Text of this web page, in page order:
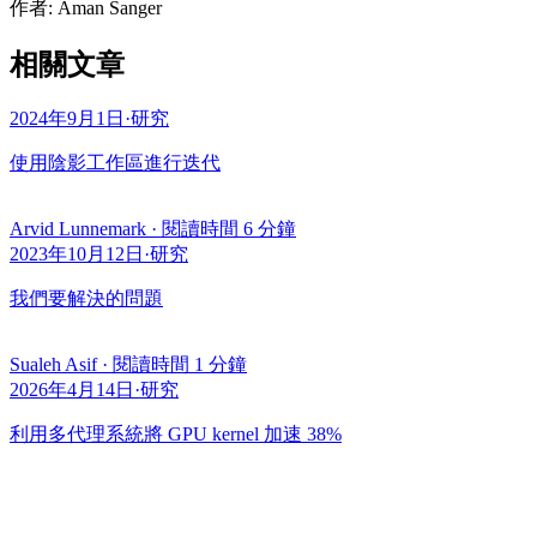
作者: Aman Sanger
相關文章
2024年9月1日 ·研究
使用陰影工作區進行迭代
Arvid Lunnemark · 閱讀時間 6 分鐘
2023年10月12日 ·研究
我們要解決的問題
Sualeh Asif· 閱讀時間 1 分鐘
2026年4月14日 ·研究
利用多代理系統將 GPU kernel 加速 38%